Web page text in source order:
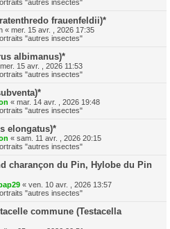
"autres insectes"
frauenfeldii)*
« mer. 15 avr. , 2026 17:35
"autres insectes"
albimanus)*
mer. 15 avr. , 2026 11:53
"autres insectes"
« mar. 14 avr. , 2026 19:48
"autres insectes"
elongatus)*
« sam. 11 avr. , 2026 20:15
"autres insectes"
charançon du Pin, Hylobe du Pin
« ven. 10 avr. , 2026 13:57
"autres insectes"
commune (Testacella